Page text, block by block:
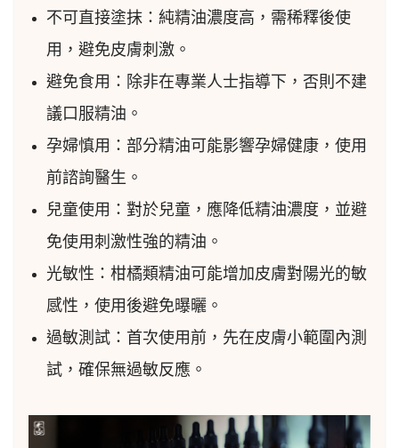
不可直接塗抹：純精油濃度高，需稀釋後使
用，避免皮膚刺激。
避免食用：除非在專業人士指導下，否則不建
議口服精油。
孕婦慎用：部分精油可能影響孕婦健康，使用
前諮詢醫生。
兒童使用：對於兒童，應降低精油濃度，並避
免使用刺激性強的精油。
光敏性：柑橘類精油可能增加皮膚對陽光的敏
感性，使用後避免曝曬。
過敏測試：首次使用前，先在皮膚小範圍內測
試，確保無過敏反應。